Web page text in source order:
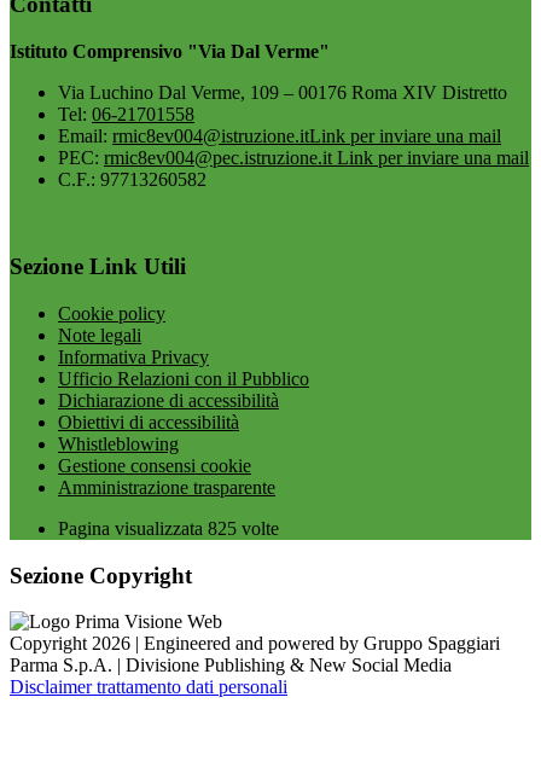
Istituto Comprensivo "Via Dal Verme"
Via Luchino Dal Verme, 109 – 00176 Roma XIV Distretto
Tel: 06-21701558
Email: rmic8ev004@istruzione.itLink per inviare una mail
PEC: rmic8ev004@pec.istruzione.it Link per inviare una mail
C.F.: 97713260582
Sezione Link Utili
Cookie policy
Note legali
Informativa Privacy
Ufficio Relazioni con il Pubblico
Dichiarazione di accessibilità
Obiettivi di accessibilità
Whistleblowing
Gestione consensi cookie
Amministrazione trasparente
Pagina visualizzata 825 volte
Sezione Copyright
Copyright 2026 | Engineered and powered by Gruppo Spaggiari
Parma S.p.A. | Divisione Publishing & New Social Media
Disclaimer trattamento dati personali